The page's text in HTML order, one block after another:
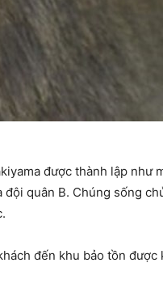
được thành lập như
đội quân B. Chúng sống
đến khu bảo tồn được